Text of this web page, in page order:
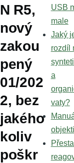
N R5,
nový
zakou
pený
01/202
2, bez
jakého
koliv
poškr
USB
male
Jaký
rozdíl
a
vaty?
Přestal